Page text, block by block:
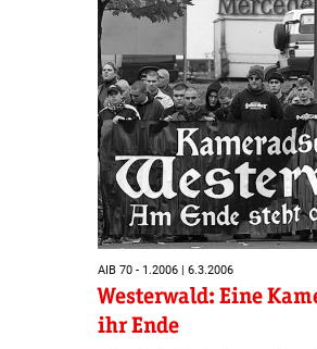
AIB 70 - 1.2006 | 6.3.2006
Westerwald: Eine
ihr Ende